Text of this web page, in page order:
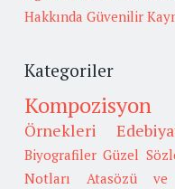
Hakkında Güvenilir
Kategoriler
Örnekleri
Biyografiler Güzel
Notları
Atasözü ve